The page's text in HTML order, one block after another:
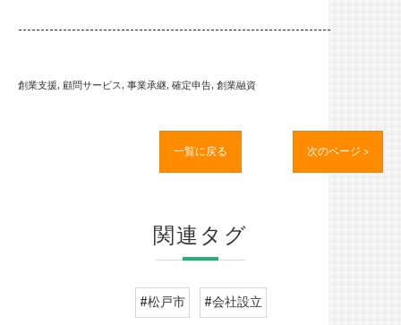
----------------------------------------------------------------------
創業支援 顧問サービス 事業承継 確定申告 創業融資
一覧に戻る 次のページ >
関連タグ
#松戸市 #会社設立